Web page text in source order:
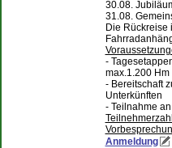
30.08.
31.08.
Die Rückreise
-
max.1.200 Hm
- Bereitschaft
Unterkünften
- Teilnahme
Anmeldung